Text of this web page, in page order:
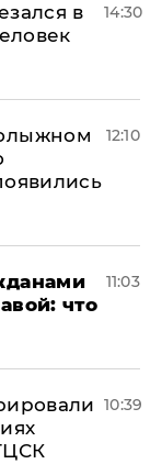
в
14:30
12:10
что
11:03
10:39